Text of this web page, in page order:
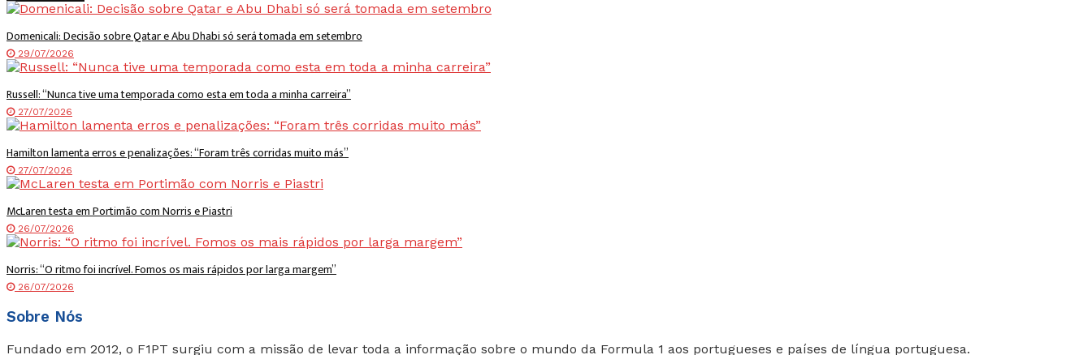
Domenicali: Decisão sobre Qatar e Abu Dhabi só será tomada em setembro
29/07/2026
Russell: “Nunca tive uma temporada como esta em toda a minha carreira”
27/07/2026
Hamilton lamenta erros e penalizações: “Foram três corridas muito más”
27/07/2026
McLaren testa em Portimão com Norris e Piastri
26/07/2026
Norris: “O ritmo foi incrível. Fomos os mais rápidos por larga margem”
26/07/2026
Sobre Nós
Fundado em 2012, o F1PT surgiu com a missão de levar toda a informação sobre o mundo da Formula 1 aos portugueses e países de língua portuguesa.